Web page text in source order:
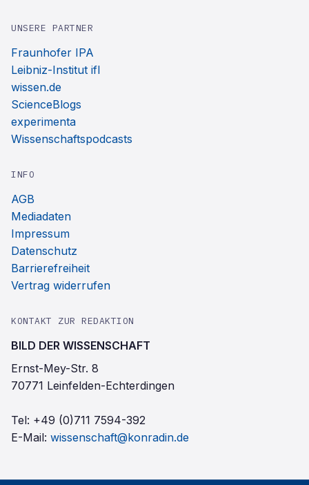
UNSERE PARTNER
Fraunhofer IPA
Leibniz-Institut ifl
wissen.de
ScienceBlogs
experimenta
Wissenschaftspodcasts
INFO
AGB
Mediadaten
Impressum
Datenschutz
Barrierefreiheit
Vertrag widerrufen
KONTAKT ZUR REDAKTION
BILD DER WISSENSCHAFT
Ernst-Mey-Str. 8
70771 Leinfelden-Echterdingen
Tel: +49 (0)711 7594-392
E-Mail: wissenschaft@konradin.de